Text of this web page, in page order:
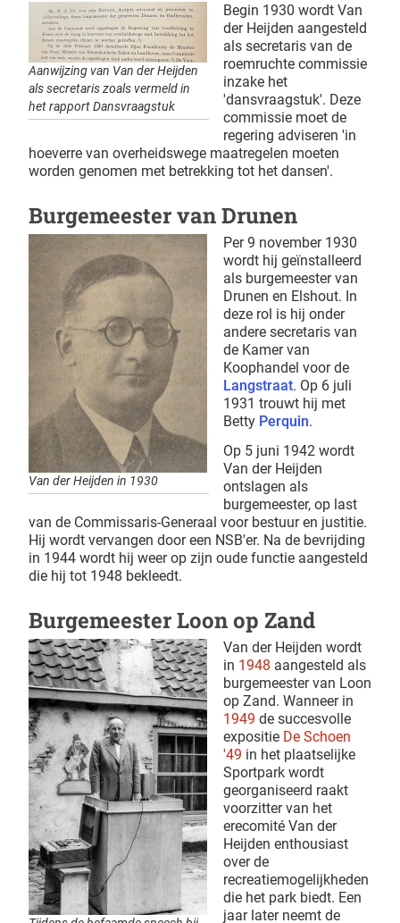
Aanwijzing van Van der Heijden
als secretaris zoals vermeld in
het rapport Dansvraagstuk
Begin 1930 wordt Van
der Heijden aangesteld
als secretaris van de
roemruchte commissie
inzake het
'dansvraagstuk'. Deze
commissie moet de
regering adviseren 'in
hoeverre van overheidswege maatregelen moeten
worden genomen met betrekking tot het dansen'.
Burgemeester van Drunen
Van der Heijden in 1930
Per 9 november 1930
wordt hij geïnstalleerd
als burgemeester van
Drunen en Elshout. In
deze rol is hij onder
andere secretaris van
de Kamer van
Koophandel voor de
Langstraat. Op 6 juli
1931 trouwt hij met
Betty Perquin.
Op 5 juni 1942 wordt
Van der Heijden
ontslagen als
burgemeester, op last
van de Commissaris-Generaal voor bestuur en justitie.
Hij wordt vervangen door een NSB'er. Na de bevrijding
in 1944 wordt hij weer op zijn oude functie aangesteld
die hij tot 1948 bekleedt.
Burgemeester Loon op Zand
Van der Heijden wordt
in 1948 aangesteld als
burgemeester van Loon
op Zand. Wanneer in
1949 de succesvolle
expositie De Schoen
'49 in het plaatselijke
Sportpark wordt
georganiseerd raakt
voorzitter van het
erecomité Van der
Heijden enthousiast
over de
recreatiemogelijkheden
die het park biedt. Een
jaar later neemt de